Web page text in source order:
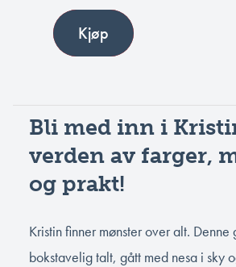
Kjøp
Bli med inn i
verden av farger,
og prakt!
Kristin finner mønster over alt. Denne
bokstavelig talt, gått med nesa i sky